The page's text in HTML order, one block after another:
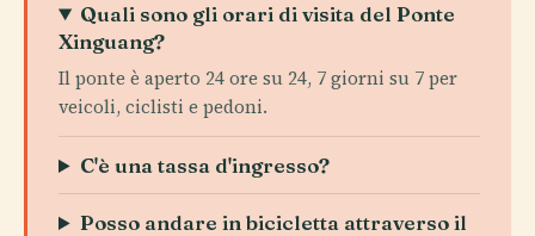
Quali sono gli orari di visita del Ponte
Xinguang?
Il ponte è aperto 24 ore su 24, 7 giorni su 7 per
veicoli, ciclisti e pedoni.
C'è una tassa d'ingresso?
Posso andare in bicicletta attraverso il